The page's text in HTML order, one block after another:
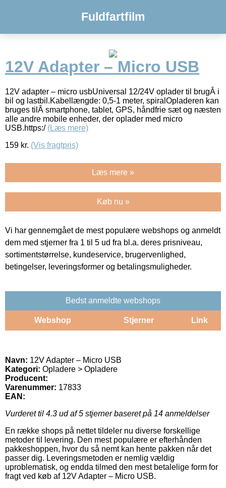
Fuldfartfilm
12V Adapter – Micro USB
12V adapter – micro usbUniversal 12/24V oplader til brugÂ i
bil og lastbil.Kabellængde: 0,5-1 meter, spiralOpladeren kan
bruges tilÂ smartphone, tablet, GPS, håndfrie sæt og næsten
alle andre mobile enheder, der oplader med micro
USB.https:/ (Læs mere)
159 kr. (Vis fragtpris)
Læs mere »
Køb nu »
Vi har gennemgået de mest populære webshops og anmeldt
dem med stjerner fra 1 til 5 ud fra bl.a. deres prisniveau,
sortimentstørrelse, kundeservice, brugervenlighed,
betingelser, leveringsformer og betalingsmuligheder.
Bedst anmeldte webshops
Webshop Stjerner Link
Navn: 12V Adapter – Micro USB
Kategori: Opladere > Opladere
Producent:
Varenummer: 17833
EAN:
Vurderet til 4.3 ud af 5 stjerner baseret på 14 anmeldelser
En række shops på nettet tildeler nu diverse forskellige
metoder til levering. Den mest populære er efterhånden
pakkeshoppen, hvor du så nemt kan hente pakken når det
passer dig. Leveringsmetoden er nemlig vældig
uproblematisk, og endda tilmed den mest betalelige form for
fragt ved køb af 12V Adapter – Micro USB.